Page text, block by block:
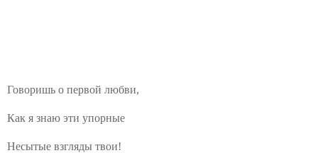
Говоришь о первой любви,
Как я знаю эти упорные
Несытые взгляды твои!